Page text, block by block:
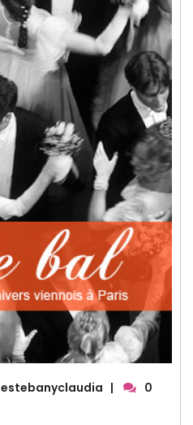
estebanyclaudia |
0